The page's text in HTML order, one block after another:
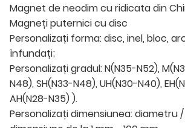
Magnet de neodim cu ridicata din
Magneți puternici cu disc
Personalizați forma: disc, inel, bloc,
înfundați;
Personalizați gradul: N(N35-N52),
N48), SH(N33-N48), UH(N30-N40),
AH(N28-N35) ).
Personalizați dimensiunea: diametru